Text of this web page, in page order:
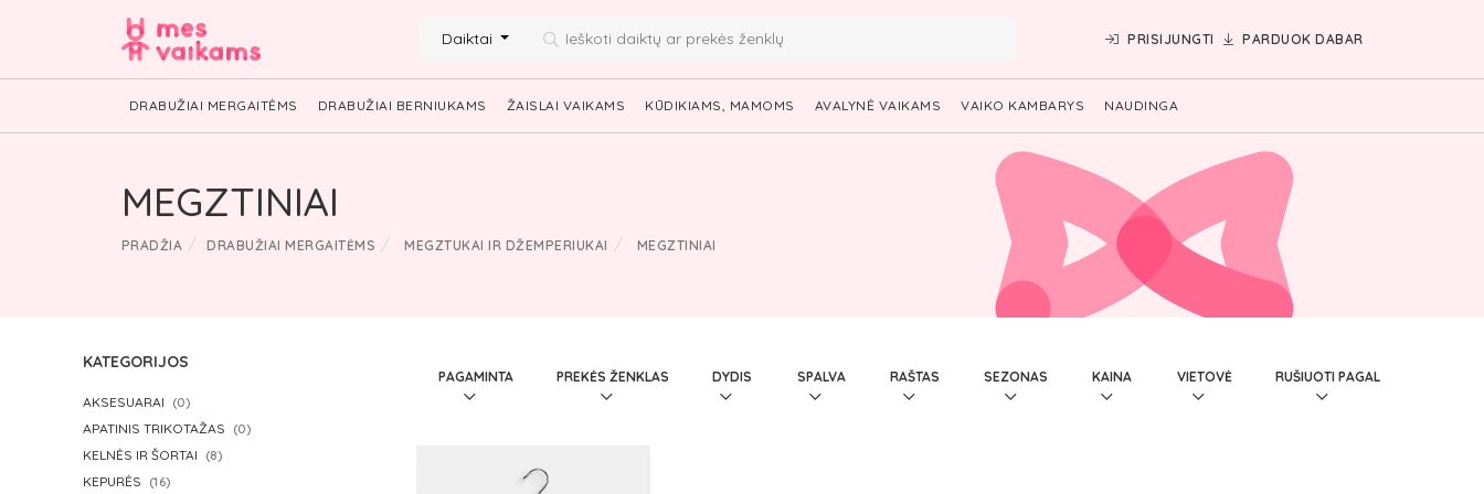
Daiktai PRISIJUNGTI PARDUOK DABAR
DRABUŽIAI MERGAITĖMS DRABUŽIAI BERNIUKAMS ŽAISLAI VAIKAMS KŪDIKIAMS, MAMOMS AVALYNĖ VAIKAMS VAIKO KAMBARYS NAUDINGA
MEGZTINIAI
PRADŽIA DRABUŽIAI MERGAITĖMS MEGZTUKAI IR DŽEMPERIUKAI MEGZTINIAI
KATEGORIJOS
AKSESUARAI (0)
APATINIS TRIKOTAŽAS (0)
KELNĖS IR ŠORTAI (8)
KEPURĖS (16)
PAGAMINTA SPALVA VIETOVĖ